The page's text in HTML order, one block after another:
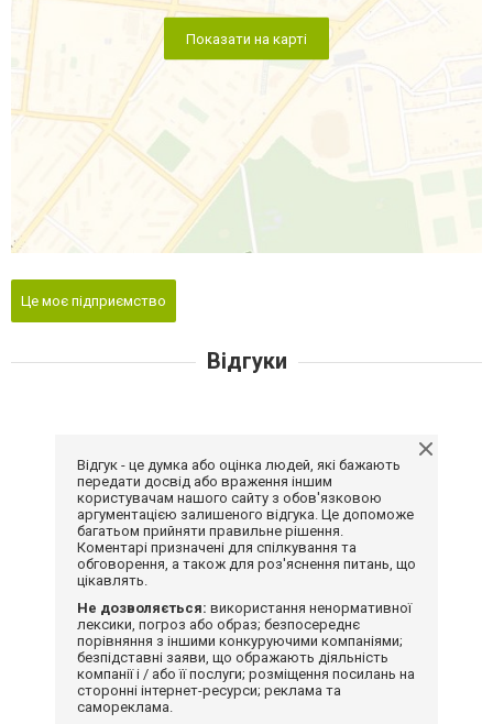
Показати на карті
Це моє підприємство
Відгуки
Відгук - це думка або оцінка людей, які бажають
передати досвід або враження іншим
користувачам нашого сайту з обов'язковою
аргументацією залишеного відгука. Це допоможе
багатьом прийняти правильне рішення.
Коментарі призначені для спілкування та
обговорення, а також для роз'яснення питань, що
цікавлять.
Не дозволяється: використання ненормативної
лексики, погроз або образ; безпосереднє
порівняння з іншими конкуруючими компаніями;
безпідставні заяви, що ображають діяльність
компанії і / або її послуги; розміщення посилань на
сторонні інтернет-ресурси; реклама та
самореклама.